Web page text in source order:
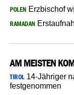
POLEN Erzbischof
RAMADAN
AM MEISTEN
TIROL14-Jähriger
festgenommen